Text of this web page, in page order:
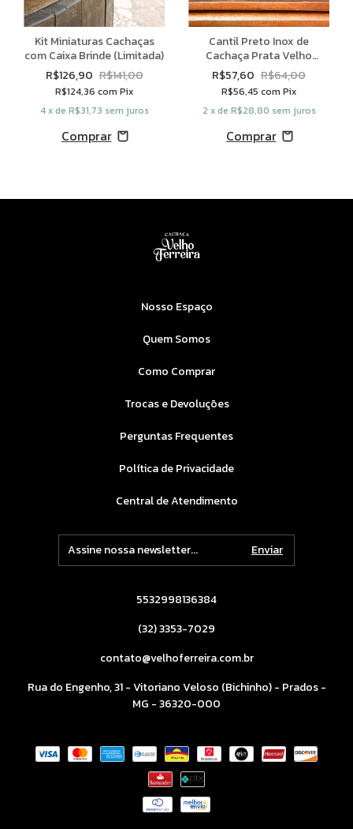
Kit Miniaturas Cachaças
com Caixa Brinde (Limitada)
R$126,90 R$141,00
R$124,36 com Pix
4x de R$31,73 sem juros
Cantil Preto Inox de
Cachaça Prata Velho
Ferreira
R$57,60 R$64,00
R$56,45 com Pix
2 x de R$28,80 sem juros
Nosso Espaço
Quem Somos
Como Comprar
Trocas e Devoluções
Perguntas Frequentes
Política de Privacidade
Central de Atendimento
5532998136384
(32) 3353-7029
contato@velhoferreira.com.br
Rua do Engenho, 31 - Vitoriano Veloso (Bichinho) - Prados -
MG - 36320-000